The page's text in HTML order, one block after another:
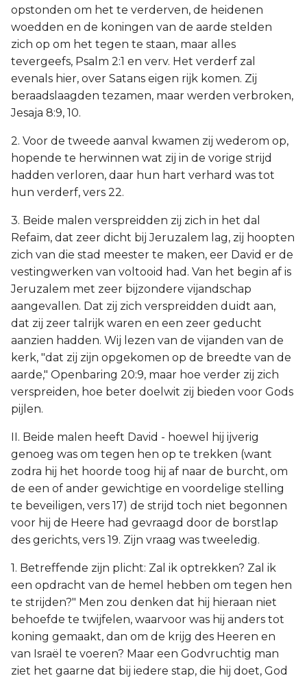
opstonden om het te verderven, de heidenen
woedden en de koningen van de aarde stelden
zich op om het tegen te staan, maar alles
tevergeefs, Psalm 2:1 en verv. Het verderf zal
evenals hier, over Satans eigen rijk komen. Zij
beraadslaagden tezamen, maar werden verbroken,
Jesaja 8:9, 10.
2. Voor de tweede aanval kwamen zij wederom op,
hopende te herwinnen wat zij in de vorige strijd
hadden verloren, daar hun hart verhard was tot
hun verderf, vers 22.
3. Beide malen verspreidden zij zich in het dal
Refaïm, dat zeer dicht bij Jeruzalem lag, zij hoopten
zich van die stad meester te maken, eer David er de
vestingwerken van voltooid had. Van het begin af is
Jeruzalem met zeer bijzondere vijandschap
aangevallen. Dat zij zich verspreidden duidt aan,
dat zij zeer talrijk waren en een zeer geducht
aanzien hadden. Wij lezen van de vijanden van de
kerk, "dat zij zijn opgekomen op de breedte van de
aarde," Openbaring 20:9, maar hoe verder zij zich
verspreiden, hoe beter doelwit zij bieden voor Gods
pijlen.
II. Beide malen heeft David - hoewel hij ijverig
genoeg was om tegen hen op te trekken (want
zodra hij het hoorde toog hij af naar de burcht, om
de een of ander gewichtige en voordelige stelling
te beveiligen, vers 17) de strijd toch niet begonnen
voor hij de Heere had gevraagd door de borstlap
des gerichts, vers 19. Zijn vraag was tweeledig.
1. Betreffende zijn plicht: Zal ik optrekken? Zal ik
een opdracht van de hemel hebben om tegen hen
te strijden?" Men zou denken dat hij hieraan niet
behoefde te twijfelen, waarvoor was hij anders tot
koning gemaakt, dan om de krijg des Heeren en
van Israël te voeren? Maar een Godvruchtig man
ziet het gaarne dat bij iedere stap, die hij doet, God